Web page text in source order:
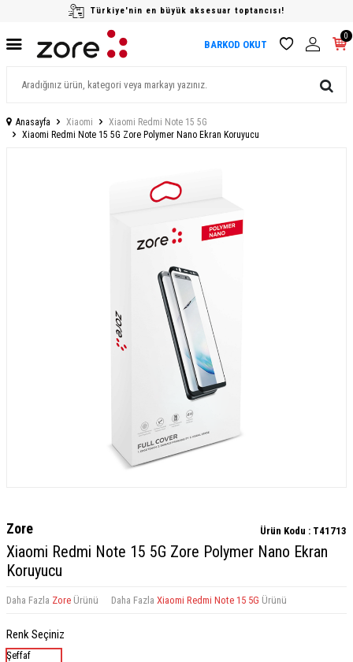
Türkiye'nin en büyük aksesuar toptancısı!
BARKOD OKUT
0
Anasayfa Xiaomi
Xiaomi Redmi Note 15 5G
Xiaomi Redmi Note 15 5G Zore Polymer Nano Ekran Koruyucu
Zore Ürün Kodu : T41713
Xiaomi Redmi Note 15 5G Zore Polymer Nano Ekran
Koruyucu
Daha Fazla Zore Ürünü Daha Fazla Xiaomi Redmi Note 15 5G Ürünü
Renk Seçiniz
Şeffaf